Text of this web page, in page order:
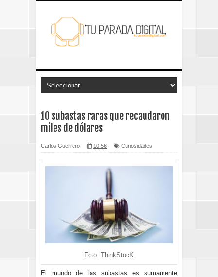
10 subastas raras que recaudaron
miles de dólares
Carlos Guerrero 10:56 Curiosidades
Foto: ThinkStocK
El mundo de las subastas es sumamente